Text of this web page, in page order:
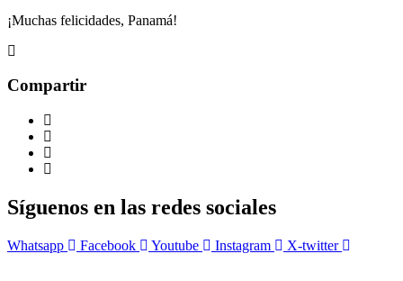
¡Muchas felicidades, Panamá!
Compartir
Síguenos en las redes sociales
Whatsapp Facebook Youtube Instagram X-twitter